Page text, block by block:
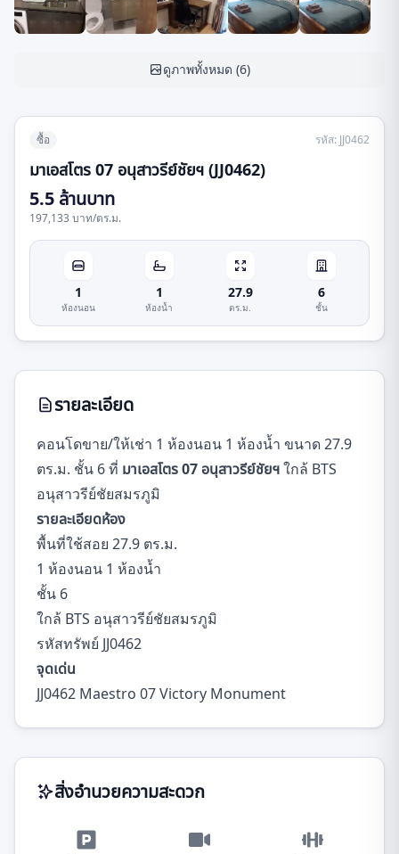
ดูภาพทั้งหมด (6)
ซื้อ รหัส: JJ0462
มาเอสโตร 07 อนุสาวรีย์ชัยฯ (JJ0462)
5.5 ล้านบาท
197,133 บาท/ตร.ม.
1
ห้องนอน
1
ห้องน้ำ
27.9
ตร.ม.
6
ชั้น
รายละเอียด
คอนโดขาย/ให้เช่า 1 ห้องนอน 1 ห้องน้ำ ขนาด 27.9
ตร.ม. ชั้น 6 ที่ มาเอสโตร 07 อนุสาวรีย์ชัยฯใกล้ BTS
อนุสาวรีย์ชัยสมรภูมิ
รายละเอียดห้อง
พื้นที่ใช้สอย 27.9 ตร.ม.
1 ห้องนอน 1 ห้องน้ำ
ชั้น 6
ใกล้ BTS อนุสาวรีย์ชัยสมรภูมิ
รหัสทรัพย์ JJ0462
จุดเด่น
JJ0462 Maestro 07 Victory Monument
สิ่งอำนวยความสะดวก